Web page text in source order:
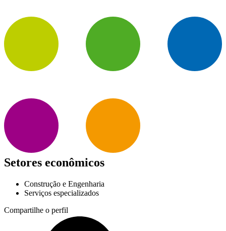
Setores econômicos
Construção e Engenharia
Serviços especializados
Compartilhe o perfil